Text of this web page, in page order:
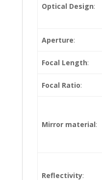
Optical Design:
Aperture:
Focal Length:
Focal Ratio:
Mirror material:
Reflectivity: